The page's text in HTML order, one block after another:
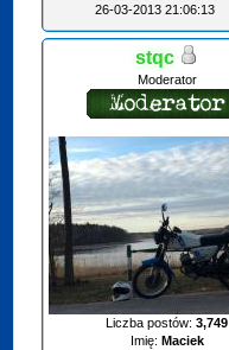
26-03-2013 21:06:13
stqc
Moderator
Liczba postów:3,749
Imię: Maciek